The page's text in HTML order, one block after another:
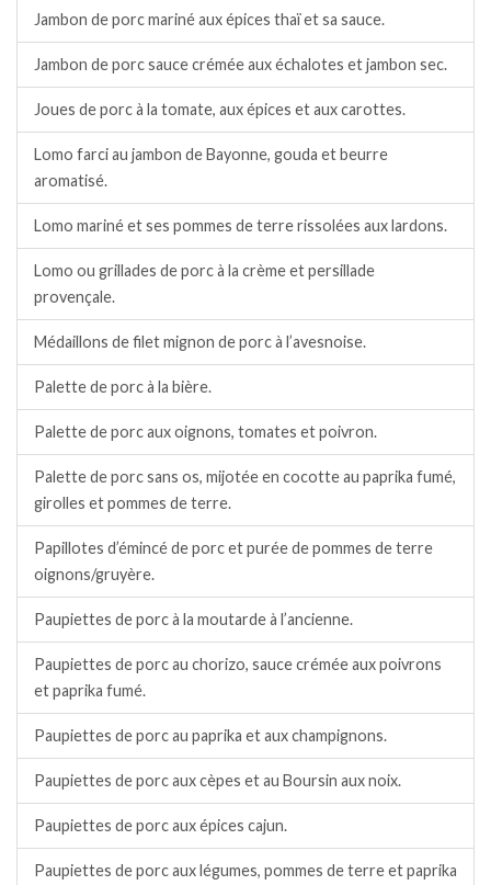
Jambon de porc mariné aux épices thaï et sa sauce.
Jambon de porc sauce crémée aux échalotes et jambon sec.
Joues de porc à la tomate, aux épices et aux carottes.
Lomo farci au jambon de Bayonne, gouda et beurre
aromatisé.
Lomo mariné et ses pommes de terre rissolées aux lardons.
Lomo ou grillades de porc à la crème et persillade
provençale.
Médaillons de filet mignon de porc à l’avesnoise.
Palette de porc à la bière.
Palette de porc aux oignons, tomates et poivron.
Palette de porc sans os, mijotée en cocotte au paprika fumé,
girolles et pommes de terre.
Papillotes d’émincé de porc et purée de pommes de terre
oignons/gruyère.
Paupiettes de porc à la moutarde à l’ancienne.
Paupiettes de porc au chorizo, sauce crémée aux poivrons
et paprika fumé.
Paupiettes de porc au paprika et aux champignons.
Paupiettes de porc aux cèpes et au Boursin aux noix.
Paupiettes de porc aux épices cajun.
Paupiettes de porc aux légumes, pommes de terre et paprika